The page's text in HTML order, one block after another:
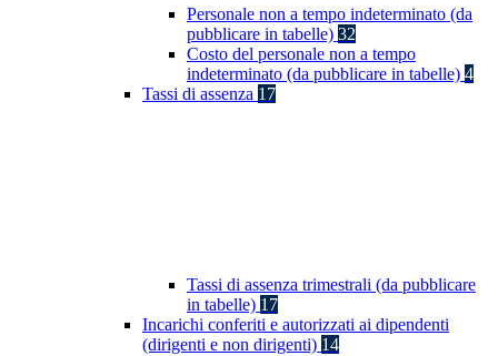
Personale non a tempo indeterminato (da
pubblicare in tabelle) 32
Costo del personale non a tempo
indeterminato (da pubblicare in tabelle) 4
Tassi di assenza 17
Tassi di assenza trimestrali (da pubblicare
in tabelle) 17
Incarichi conferiti e autorizzati ai dipendenti
(dirigenti e non dirigenti) 14